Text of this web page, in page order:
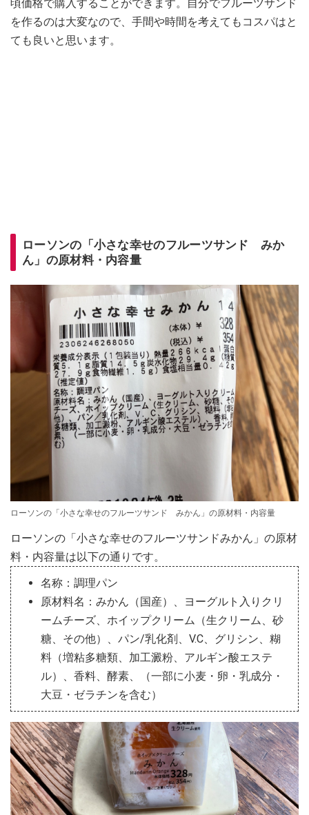
頃価格で購入することができます。自分でフルーツサンド
を作るのは大変なので、手間や時間を考えてもコスパはと
ても良いと思います。
ローソンの「小さな幸せのフルーツサンド みか
ん」の原材料・内容量
ローソンの「小さな幸せのフルーツサンド みかん」の原材料・内容量
ローソンの「小さな幸せのフルーツサンドみかん」の原材
料・内容量は以下の通りです。
名称：調理パン
原材料名：みかん（国産）、ヨーグルト入りクリ
ームチーズ、ホイップクリーム（生クリーム、砂
糖、その他）、パン/乳化剤、V.C、グリシン、糊
料（増粘多糖類、加工澱粉、アルギン酸エステ
ル）、香料、酵素、（一部に小麦・卵・乳成分・
大豆・ゼラチンを含む）